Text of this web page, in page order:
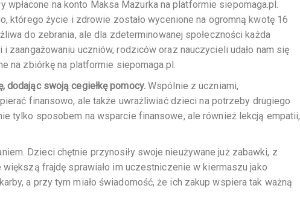
na konto Maksa Mazurka na platformie siepomaga.pl.
którego życie i zdrowie zostało wycenione na ogromną kwotę 16
do zebrania, ale dla zdeterminowanej społeczności każda
zaangażowaniu uczniów, rodziców oraz nauczycieli udało nam się
na zbiórkę na platformie siepomaga.pl.
dodając swoją cegiełkę pomocy.Wspólnie z uczniami,
finansowo, ale także uwrażliwiać dzieci na potrzeby drugiego
tylko sposobem na wsparcie finansowe, ale również lekcją empatii,
Dzieci chętnie przynosiły swoje nieużywane już zabawki, z
frajdę sprawiało im uczestniczenie w kiermaszu jako
a przy tym miało świadomość, że ich zakup wspiera tak ważną